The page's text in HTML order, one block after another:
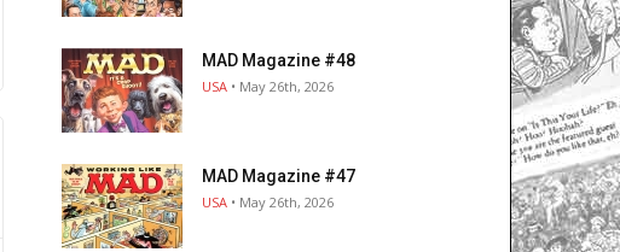
MAD Magazine #48
USA • May 26th, 2026
MAD Magazine #47
USA • May 26th, 2026